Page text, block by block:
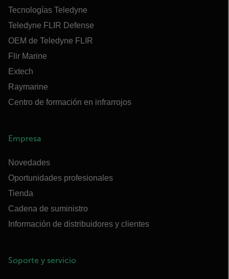
Tecnologías Teledyne
Teledyne FLIR Defense
OEM de Teledyne FLIR
Flir Marine
Extech
Raymarine
Centro de formación en infrarrojos
Empresa
Novedades
Oportunidades profesionales
Tienda
Cadena de suministro
Información de distribuidores y clientes
Soporte y servicio